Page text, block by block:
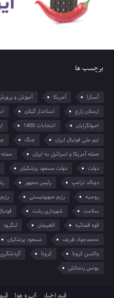
برچسب ها
آستارا آمریکا آموزش و
ارسلان زارع
استاندار گیلان
اصولگرایان
انتخابات 1400
تیم ملی فوتبال ایران
جنگ
حمله آمریکا و اسرائیل به ایران
حمله
دولت
دولت مسعود پزشکیان
دونالد ترامپ
رئیس جمهور
روسیه
رژیم صهیونیستی
سلامت
شهرداری رشت
قوه قضائیه
لاهیجان لنگرود
محمدجواد ظریف
مسعود پزشکیان
واکسن کرونا
کرونا گردشگری
یونس رنجکش
فید اخبار آب و هوا